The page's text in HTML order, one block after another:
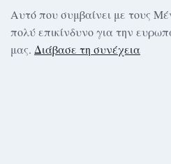
Αυτό που συμβαίνει με τους
πολύ επικίνδυνο για την
μας. Διάβασε τη συνέχεια